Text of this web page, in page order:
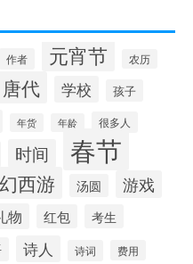
作者 元宵节 农历
唐代 学校 孩子
年货 年龄 很多人
时间 春节
西游 汤圆
游戏
物 红包 考生
诗人 诗词 费用